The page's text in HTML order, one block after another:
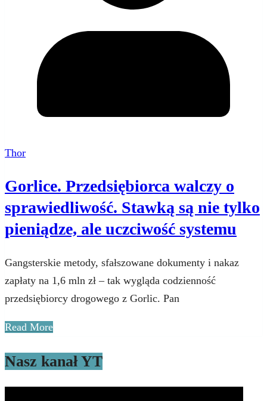
Thor
Gorlice. Przedsiębiorca walczy o
sprawiedliwość. Stawką są nie tylko
pieniądze, ale uczciwość systemu
Gangsterskie metody, sfałszowane dokumenty i nakaz
zapłaty na 1,6 mln zł – tak wygląda codzienność
przedsiębiorcy drogowego z Gorlic. Pan
Read More
Nasz kanał YT